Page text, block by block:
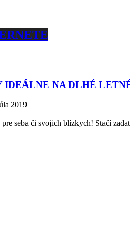
NA DLHÉ
2019
seba či svojich blízkych! Stačí